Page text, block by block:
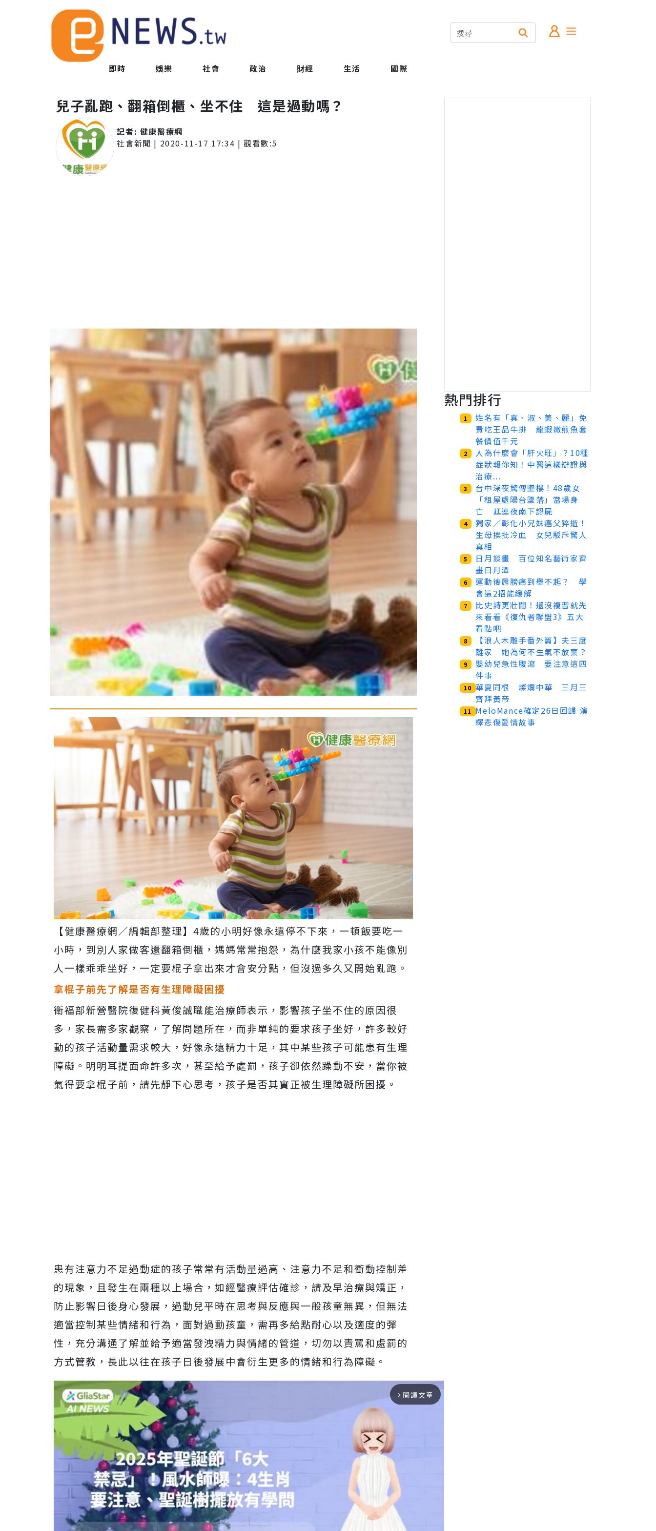
即時 娛樂 社會 政治 財經 生活 國際
兒子亂跑、翻箱倒櫃、坐不住 這是過動嗎？
記者: 健康醫療網
社會新聞 | 2020-11-17 17:34 | 觀看數:5
【健康醫療網／編輯部整理】4歲的小明好像永遠停不下來，一頓飯要吃一
小時，到別人家做客還翻箱倒櫃，媽媽常常抱怨，為什麼我家小孩不能像別
人一樣乖乖坐好，一定要棍子拿出來才會安分點，但沒過多久又開始亂跑。
拿棍子前先了解是否有生理障礙困擾
衛福部新營醫院復健科黃俊誠職能治療師表示，影響孩子坐不住的原因很
多，家長需多家觀察，了解問題所在，而非單純的要求孩子坐好，許多較好
動的孩子活動量需求較大，好像永遠精力十足，其中某些孩子可能患有生理
障礙。明明耳提面命許多次，甚至給予處罰，孩子卻依然躁動不安，當你被
氣得要拿棍子前，請先靜下心思考，孩子是否其實正被生理障礙所困擾。
患有注意力不足過動症的孩子常常有活動量過高、注意力不足和衝動控制差
的現象，且發生在兩種以上場合，如經醫療評估確診，請及早治療與矯正，
防止影響日後身心發展，過動兒平時在思考與反應與一般孩童無異，但無法
適當控制某些情緒和行為，面對過動孩童，需再多給點耐心以及適度的彈
性，充分溝通了解並給予適當發洩精力與情緒的管道，切勿以責罵和處罰的
方式管教，長此以往在孩子日後發展中會衍生更多的情緒和行為障礙。
arrow_forward_ios 閱讀文章
熱門排行
1
姓名有「真、淑、美、麗」免
費吃王品牛排 龍蝦嫩煎魚套
餐價值千元
2
人為什麼會「肝火旺」？10種
症狀報你知！中醫這樣辯證與
治療...
3
台中深夜驚傳墜樓！48歲女
「租屋處陽台墜落」當場身
亡 尪連夜南下認屍
4
獨家／彰化小兄妹癌父猝逝！
生母挨批冷血 女兒駁斥驚人
真相
5
日月談畫 百位知名藝術家齊
畫日月潭
6
運動後肩膀痛到舉不起？ 學
會這2招能緩解
7
比史詩更壯闊！還沒複習就先
來看看《復仇者聯盟3》五大
看點吧
8
【浪人木雕手番外篇】夫三度
離家 她為何不生氣不放棄？
9
嬰幼兒急性腹瀉 要注意這四
件事
10 華夏同根 燦爛中華 三月三
齊拜黃帝
11
MeloMance確定26日回歸 演
繹悲傷愛情故事